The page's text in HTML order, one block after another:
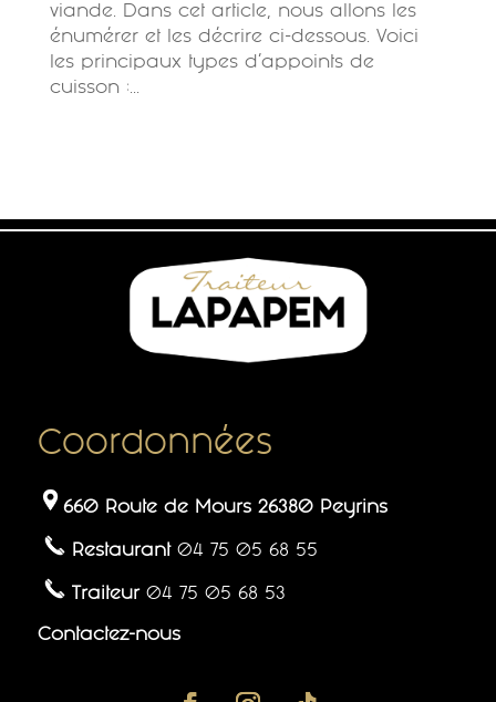
viande. Dans cet article, nous allons les
énumérer et les décrire ci-dessous. Voici
les principaux types d’appoints de
cuisson :...
Coordonnées
660 Route de Mours 26380 Peyrins
Restaurant 04 75 05 68 55
Traiteur 04 75 05 68 53
Contactez-nous